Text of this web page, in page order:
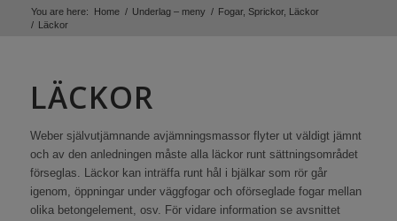
You are here: Home / Underlag – meny / Fogar, Sprickor, Läckor
/ Läckor
LÄCKOR
Weber självutjämnande avjämningsmassor flyter ut väldigt jämnt
och av den anledningen måste alla läckor runt sättningsområdet
förseglas. Läckor kan inträffa runt hål i bjälkar som rör går
igenom, öppningar under väggfogar och oförseglade fogar mellan
olika betongelement, osv. För vidare information se avsnittet